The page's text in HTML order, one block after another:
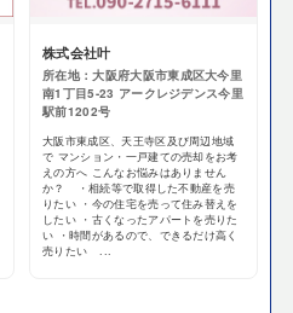
株式会社叶
所在地：大阪府大阪市東成区大今里
南1丁目5-23 アークレジデンス今里
駅前1202号
大阪市東成区、天王寺区及び周辺地域
で マンション・一戸建ての売却をお考
えの方へ こんなお悩みはありません
か？ ・相続等で取得した不動産を売
りたい ・今の住宅を売って住み替えを
したい ・古くなったアパートを売りた
い ・時間があるので、できるだけ高く
売りたい ...